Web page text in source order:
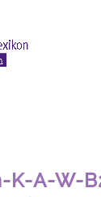
K-A-W-